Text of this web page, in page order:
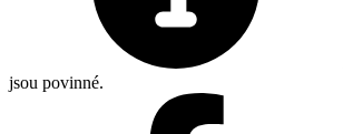
jsou povinné.